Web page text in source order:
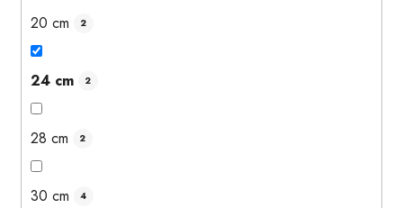
20 cm 2
24 cm 2
28 cm 2
30 cm 4